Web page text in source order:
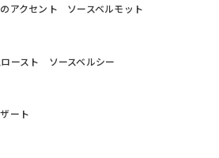
アクセント ソースベルモット
ースト ソースベルシー
ート